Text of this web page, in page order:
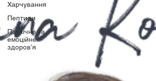
Харчування
Пептиди
Психічне та
емоційне
здоров’я